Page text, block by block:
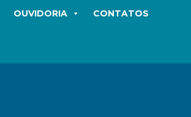
OUVIDORIA CONTATOS